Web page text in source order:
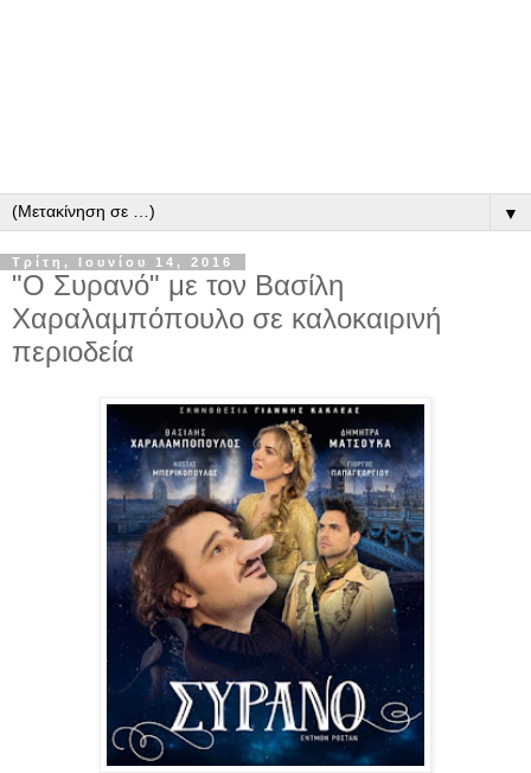
▼
Τρίτη, Ιουνίου 14, 2016
"Ο Συρανό" με τον Βασίλη
Χαραλαμπόπουλο σε καλοκαιρινή
περιοδεία